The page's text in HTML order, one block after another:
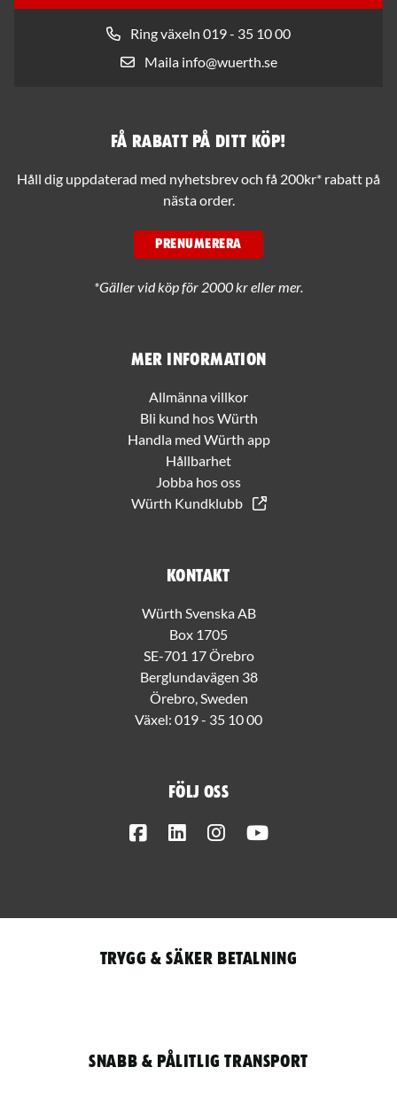
Ring växeln 019 - 35 10 00
Maila info@wuerth.se
Mer information
Allmänna villkor
Bli kund hos Würth
Handla med Würth app
Hållbarhet
Jobba hos oss
Würth Kundklubb
Kontakt
Würth Svenska AB
Box 1705
SE-701 17 Örebro
Berglundavägen 38
Örebro, Sweden
Växel: 019 - 35 10 00
Följ oss
FacebookLinkedInInstagram
Få rabatt på ditt köp!
Håll dig uppdaterad med nyhetsbrev och få 200kr* rabatt på
nästa order.
PRENUMERERA
*Gäller vid köp för 2000 kr eller mer.
Trygg & säker betalning
Snabb & pålitlig transport